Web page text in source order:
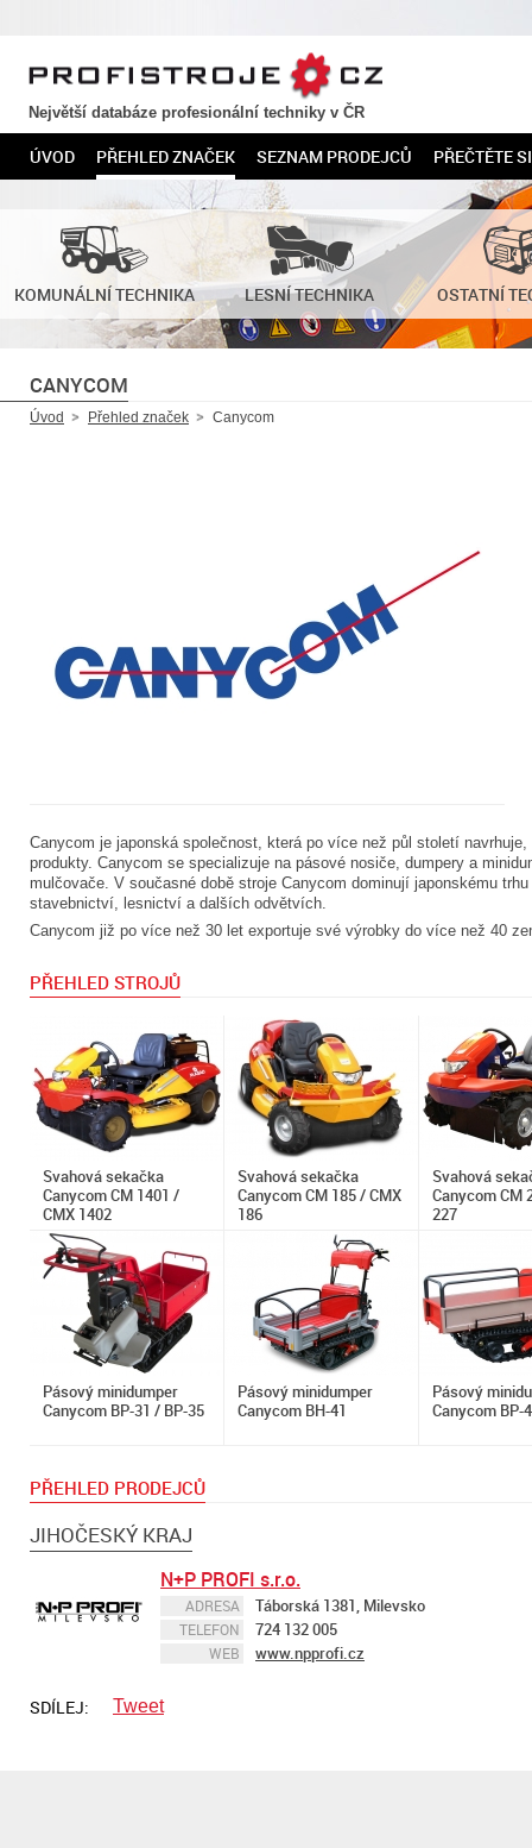
PROFISTROJE.CZ
Největší databáze profesionální techniky v ČR
ÚVOD PŘEHLED ZNAČEK SEZNAM PRODEJCŮ PŘEČTĚTE SI
KOMUNÁLNÍ TECHNIKA LESNÍ TECHNIKA OSTATNÍ
CANYCOM
Úvod Přehled značek Canycom
Canycom je japonská společnost, která po více než půl století
produkty. Canycom se specializuje na pásové nosiče, dumpery a
mulčovače. V současné době stroje Canycom dominují japonskému
stavebnictví, lesnictví a dalších odvětvích.
Canycom již po více než 30 let exportuje své výrobky do více než 40
PŘEHLED STROJŮ
Svahová sekačka
Canycom CM 1401 /
CMX 1402
Svahová sekačka
Canycom CM 185 / CMX
186
Svahová
Canycom CM
227
Pásový minidumper
Canycom BP-31 / BP-35
Pásový minidumper
Canycom BH-41
Pásový
Canycom BP-
PŘEHLED PRODEJCŮ
JIHOČESKÝ KRAJ
N+P PROFI s.r.o.
ADRESA Táborská 1381, Milevsko
TELEFON 724 132 005
WEB www.npprofi.cz
SDÍLEJ: Tweet